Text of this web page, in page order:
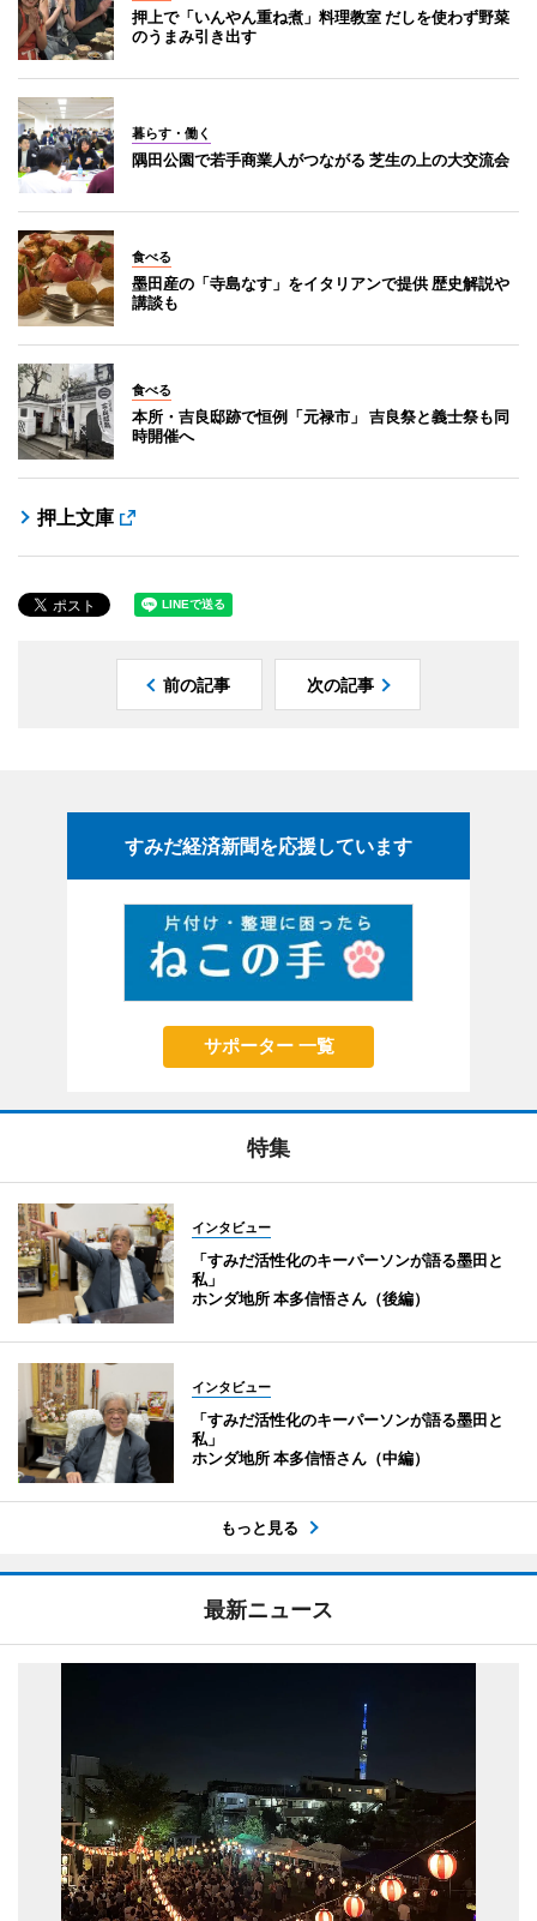
押上で「いんやん重ね煮」料理教室 だしを使わず野菜
のうまみ引き出す
暮らす・働く
隅田公園で若手商業人がつながる 芝生の上の大交流会
食べる
墨田産の「寺島なす」をイタリアンで提供 歴史解説や
講談も
食べる
本所・吉良邸跡で恒例「元禄市」 吉良祭と義士祭も同
時開催へ
押上文庫
前の記事 次の記事
すみだ経済新聞を応援しています
サポーター 一覧
特集
インタビュー
「すみだ活性化のキーパーソンが語る墨田と
私」
ホンダ地所 本多信悟さん（後編）
インタビュー
「すみだ活性化のキーパーソンが語る墨田と
私」
ホンダ地所 本多信悟さん（中編）
もっと見る
最新ニュース